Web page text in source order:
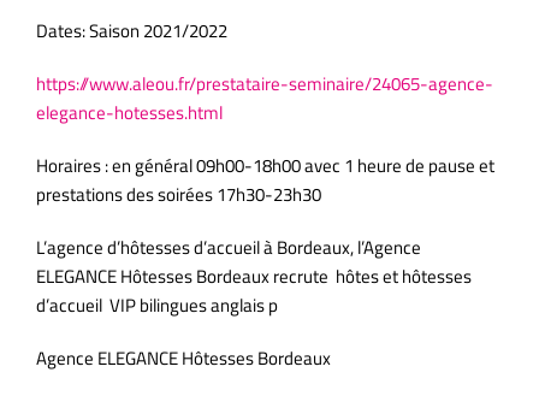
Dates: Saison 2021/2022
https://www.aleou.fr/prestataire-seminaire/24065-agence-
elegance-hotesses.html
Horaires : en général 09h00-18h00 avec 1 heure de pause et
prestations des soirées 17h30-23h30
L’agence d’hôtesses d’accueil à Bordeaux, l’Agence
ELEGANCE Hôtesses Bordeaux recrute hôtes et hôtesses
d’accueil VIP bilingues anglais p
Agence ELEGANCE Hôtesses Bordeaux